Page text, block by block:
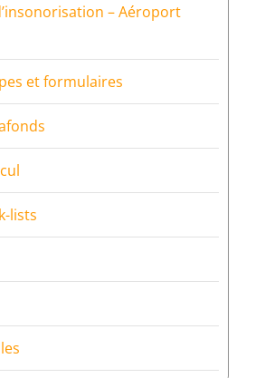
– Aéroport
et formulaires
lists